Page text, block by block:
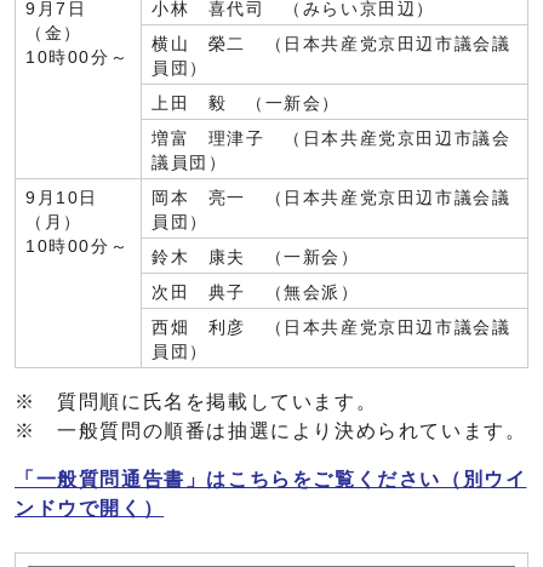
9月7日
（金）
10時00分～
小林 喜代司 （みらい京田辺）
横山 榮二 （日本共産党京田辺市議会議
員団）
上田 毅 （一新会）
増富 理津子 （日本共産党京田辺市議会
議員団）
9月10日
（月）
10時00分～
岡本 亮一 （日本共産党京田辺市議会議
員団）
鈴木 康夫 （一新会）
次田 典子 （無会派）
西畑 利彦 （日本共産党京田辺市議会議
員団）
※ 質問順に氏名を掲載しています。
※ 一般質問の順番は抽選により決められています。
「一般質問通告書」はこちらをご覧ください
（別ウイ
ンドウで開く）